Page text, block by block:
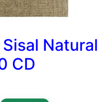
Natural
CD